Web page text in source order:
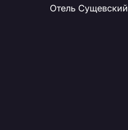
Отель